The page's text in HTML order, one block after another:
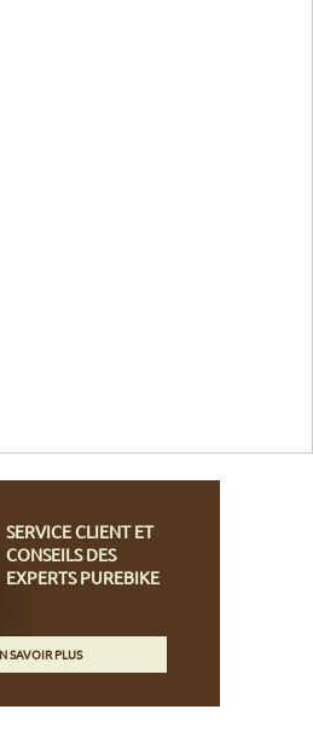
SERVICE CLIENT ET
CONSEILS DES
EXPERTS PUREBIKE
SAVOIR PLUS